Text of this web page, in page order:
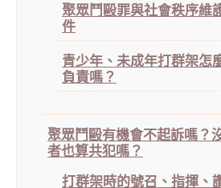
聚眾鬥毆罪與社會秩序維
件
青少年、未成年打群架怎
負責嗎？
聚眾鬥毆有機會不起訴嗎？
者也算共犯嗎？
打群架時的號召、指揮、